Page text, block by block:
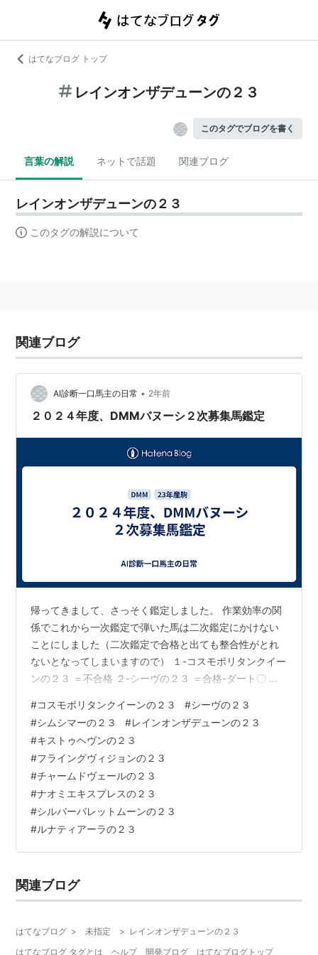
はてなブログ トップ
レインオンザデューンの２３
このタグでブログを書く
言葉の解説 ネットで話題 関連ブログ
レインオンザデューンの２３
このタグの解説について
関連ブログ
AI診断一口馬主の日常 • 2年前
２０２４年度、DMMバヌーシ２次募集馬鑑定
帰ってきまして、さっそく鑑定しました。 作業効率の関
係でこれから一次鑑定で弾いた馬は二次鑑定にかけない
ことにしました（二次鑑定で合格と出ても整合性がとれ
ないとなってしまいますので） １-コスモポリタンクイー
ンの２３ ＝不合格 ２-シーヴの２３ ＝合格-ダート〇 ３-
２３ ＝不合格 ５-キストゥヘヴンの２３ ＝不合格 ６-フ
ライングヴィジョンの２３ ＝不合格 ７-チャームドヴェ
ールの２３ ＝不合格 ８-ナオミエキスプレスの２３ ＝不
合格 ９-シルバーバレットムーンの２３ ＝不合格 １０-ル
ナティアーラの２３ ＝合格-芝、ダート〇 ２次募集で
は…
#コスモポリタンクイーンの２３ #シーヴの２３
#シムシマーの２３ #レインオンザデューンの２３
#キストゥヘヴンの２３
#フライングヴィジョンの２３
#チャームドヴェールの２３
#ナオミエキスプレスの２３
#シルバーバレットムーンの２３
#ルナティアーラの２３
関連ブログ
はてなブログ > 未指定 > レインオンザデューンの２３
はてなブログ タグとは
ヘルプ 開発ブログ はてなブログトップ